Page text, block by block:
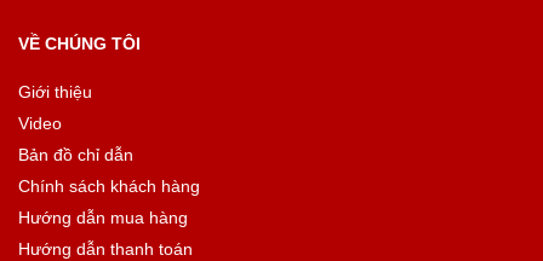
VỀ CHÚNG TÔI
Giới thiệu
Video
Bản đồ chỉ dẫn
Chính sách khách hàng
Hướng dẫn mua hàng
Hướng dẫn thanh toán